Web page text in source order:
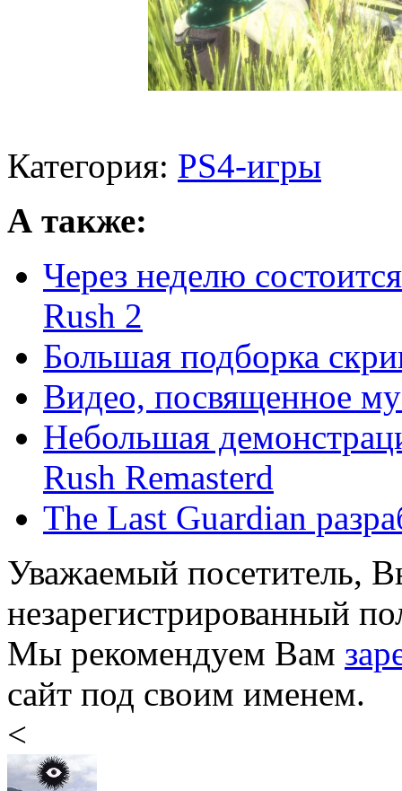
Категория: PS4-игры
А также:
Через неделю
Rush 2
Большая подборка
Видео, посвященное
Небольшая
Rush Remasterd
The Last Guardian
Уважаемый посетитель,
незарегистрированный
Мы рекомендуем Вам
сайт под своим именем.
<